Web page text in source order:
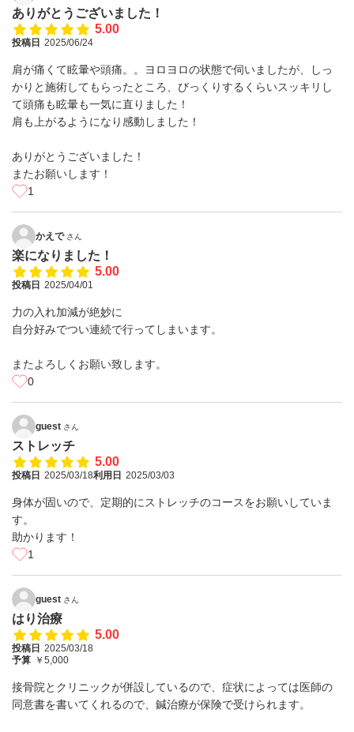
ありがとうございました！
5.00
投稿日 2025/06/24
肩が痛くて眩暈や頭痛。。ヨロヨロの状態で伺いましたが、しっ
かりと施術してもらったところ、びっくりするくらいスッキリし
て頭痛も眩暈も一気に直りました！
肩も上がるようになり感動しました！
ありがとうございました！
またお願いします！
1
かえで さん
楽になりました！
5.00
投稿日 2025/04/01
力の入れ加減が絶妙に
自分好みでつい連続で行ってしまいます。
またよろしくお願い致します。
0
guest さん
ストレッチ
5.00
投稿日 2025/03/18利用日 2025/03/03
身体が固いので、定期的にストレッチのコースをお願いしていま
す。
助かります！
1
guest さん
はり治療
5.00
投稿日 2025/03/18
予算 ￥5,000
接骨院とクリニックが併設しているので、症状によっては医師の
同意書を書いてくれるので、鍼治療が保険で受けられます。